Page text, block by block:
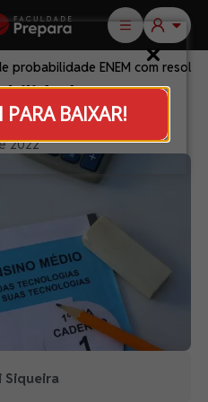
BAIXAR!
probabilidade ENEM com
ENEM
2022
Siqueira